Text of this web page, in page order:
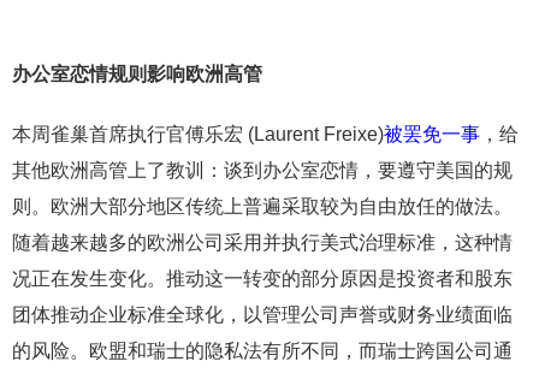
办公室恋情规则影响欧洲高管
本周雀巢首席执行官傅乐宏 (Laurent Freixe)被罢免一事 ，给
其他欧洲高管上了教训：谈到办公室恋情，要遵守美国的规
则。欧洲大部分地区传统上普遍采取较为自由放任的做法。
随着越来越多的欧洲公司采用并执行美式治理标准，这种情
况正在发生变化。推动这一转变的部分原因是投资者和股东
团体推动企业标准全球化，以管理公司声誉或财务业绩面临
的风险。欧盟和瑞士的隐私法有所不同，而瑞士跨国公司通